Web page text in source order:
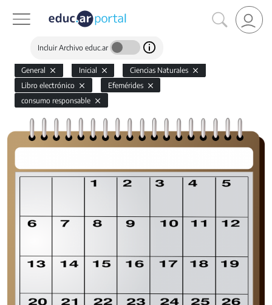
Incluir Archivo educ.ar
General Inicial
Ciencias Naturales
Libro electrónico
Efemérides
consumo responsable